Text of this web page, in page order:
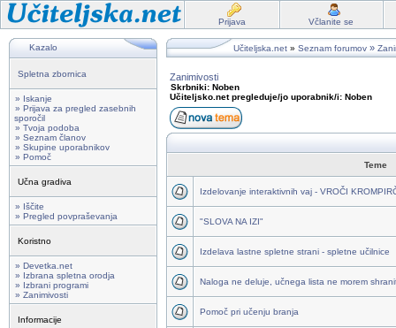
Prijava Včlanite se
Kazalo
Spletna zbornica
» Iskanje
» Prijava za pregled zasebnih
sporočil
» Tvoja podoba
» Seznam članov
» Skupine uporabnikov
» Pomoč
Učna gradiva
» Iščite
» Pregled povpraševanja
Koristno
» Devetka.net
» Izbrana spletna orodja
» Izbrani programi
» Zanimivosti
Informacije
Učiteljska.net » Seznam forumov »
Zanimivosti
Skrbniki: Noben
Učiteljsko.net pregleduje/jo uporabnik/i: Noben
Teme
Izdelovanje interaktivnih vaj - VROČI
"SLOVA NA IZI"
Izdelava lastne spletne strani - spletne učilnice
Naloga ne deluje, učnega lista ne morem
Pomoč pri učenju branja